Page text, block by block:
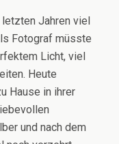
Jahren viel
Fotograf müsste
Licht, viel
Heute
Hause in ihrer
und nach dem